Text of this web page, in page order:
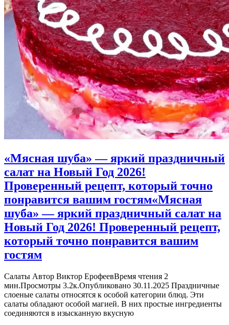
«Мясная шуба» — яркий праздничный
салат на Новый Год 2026!
Проверенный рецепт, который точно
понравится вашим гостям«Мясная
шуба» — яркий праздничный салат на
Новый Год 2026! Проверенный рецепт,
который точно понравится вашим
гостям
Салаты Автор Виктор ЕрофеевВремя чтения 2
мин.Просмотры 3.2к.Опубликовано 30.11.2025 Праздничные
слоеные салаты относятся к особой категории блюд. Эти
салаты обладают особой магией. В них простые ингредиенты
соединяются в изысканную вкусную